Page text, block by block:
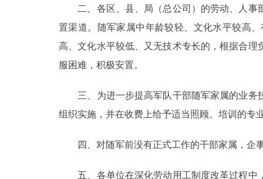
绿色北京
二、各区、县、局（总公司）的劳动、人事
置渠道。随军家属中年龄较轻、文化水平较高
高、文化水平较低、又无技术专长的，根据合
服困难，积极安置。
三、为进一步提高军队干部随军家属的业务
组织实施，并在收费上给予适当照顾。培训的专
四、对随军前没有正式工作的干部家属，企
五、各单位在深化劳动用工制度改革过程中